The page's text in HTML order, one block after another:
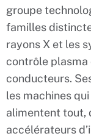
groupe
familles
rayons X et les
contrôle plasma
conducteurs.
les machines
alimentent tout,
accélérateurs